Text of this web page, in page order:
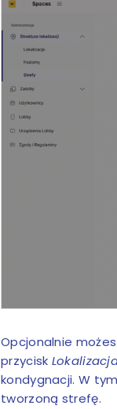
Opcjonalnie
przycisk
kondygnacji. W
tworzoną strefę.